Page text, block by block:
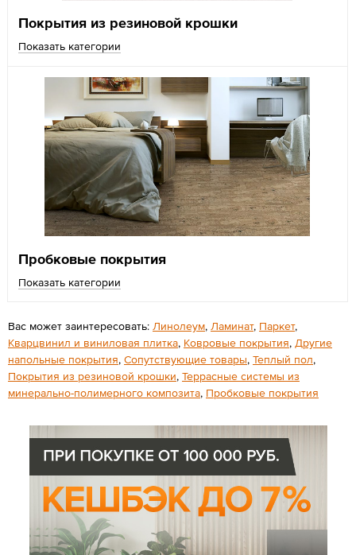
Покрытия из резиновой крошки
Показать категории
Пробковые покрытия
Показать категории
Вас может заинтересовать: Линолеум, Ламинат, Паркет,
Кварцвинил и виниловая плитка, Ковровые покрытия, Другие
напольные покрытия, Сопутствующие товары, Теплый пол,
Покрытия из резиновой крошки, Террасные системы из
минерально-полимерного композита, Пробковые покрытия